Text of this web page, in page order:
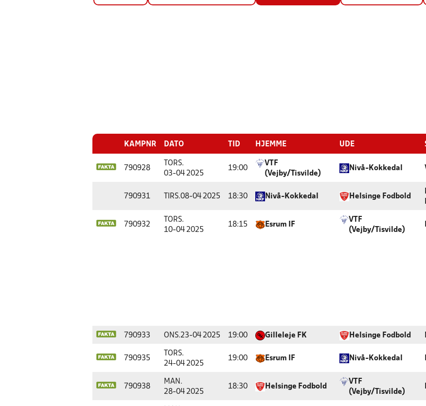
KAMPNR DATO TID HJEMME UDE
790928
TORS.
03-04 2025
19:00
VTF
(Vejby/Tisvilde)
Nivå-Kokkedal
790931 TIRS.08-04 2025 18:30 Nivå-Kokkedal Helsinge Fodbold
790932
TORS.
10-04 2025
18:15 Esrum IF
VTF
(Vejby/Tisvilde)
790933 ONS.23-04 2025 19:00 Gilleleje FK Helsinge Fodbold
790935
TORS.
24-04 2025
19:00 Esrum IF Nivå-Kokkedal
790938
MAN.
28-04 2025
18:30 Helsinge Fodbold
VTF
(Vejby/Tisvilde)